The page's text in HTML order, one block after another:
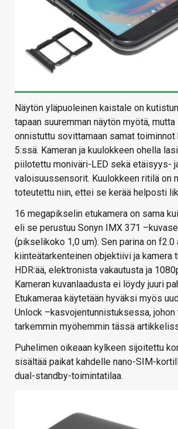
Näytön yläpuoleinen kaistale on
tapaan suuremman näytön myötä,
onnistuttu sovittamaan samat toiminnot
5:ssä. Kameran ja kuulokkeen ohella
piilotettu moniväri-LED sekä etäisyys-
valoisuussensorit. Kuulokkeen ritilä on
toteutettu niin, ettei se kerää helposti
16 megapikselin etukamera on sama
eli se perustuu Sonyn IMX 371
(pikselikoko 1,0 um). Sen parina on f2.0
kiinteätarkenteinen objektiivi ja kamera
HDR:ää, elektronista vakautusta ja
Kameran kuvanlaadusta ei löydy juuri
Etukameraa käytetään hyväksi myös
Unlock –kasvojentunnistuksessa,
tarkemmin myöhemmin tässä
Puhelimen oikeaan kylkeen sijoitettu
sisältää paikat kahdelle nano-SIM-
dual-standby-toimintatilaa.